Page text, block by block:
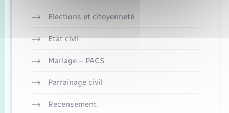
Elections et citoyenneté
Etat civil
Mariage – PACS
Parrainage civil
Recensement